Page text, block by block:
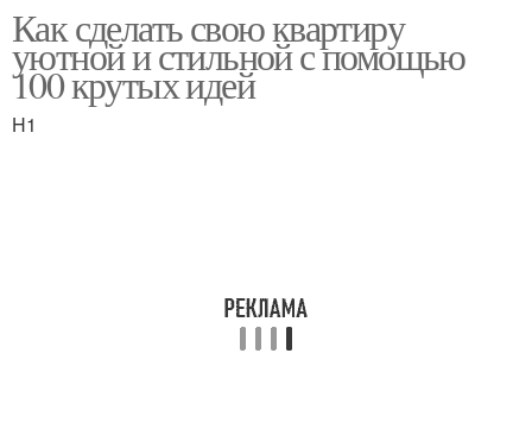
классическом стиле
Стиль с облицовкой
Как сделать свою квартиру
уютной и стильной с помощью
100 крутых идей
H1